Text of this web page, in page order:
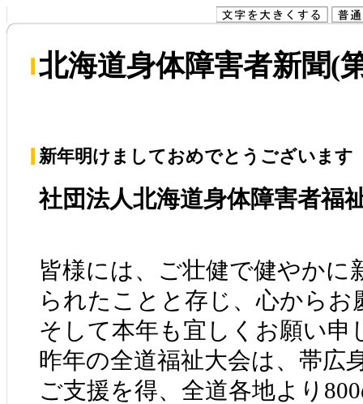
北海道身体障害者新聞(
新年明けましておめでとうございます
社団法人北海道身体障害者
皆様には、ご壮健で健やかに
られたことと存じ、心からお
そして本年も宜しくお願い申
昨年の全道福祉大会は、帯広
ご支援を得、全道各地より